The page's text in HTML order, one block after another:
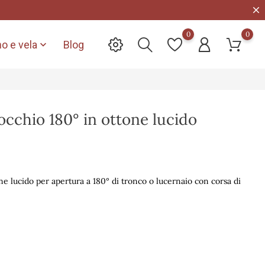
e vela  Blog
0 0
180° in ottone lucido
lucido per apertura a 180° di tronco o lucernaio con corsa di